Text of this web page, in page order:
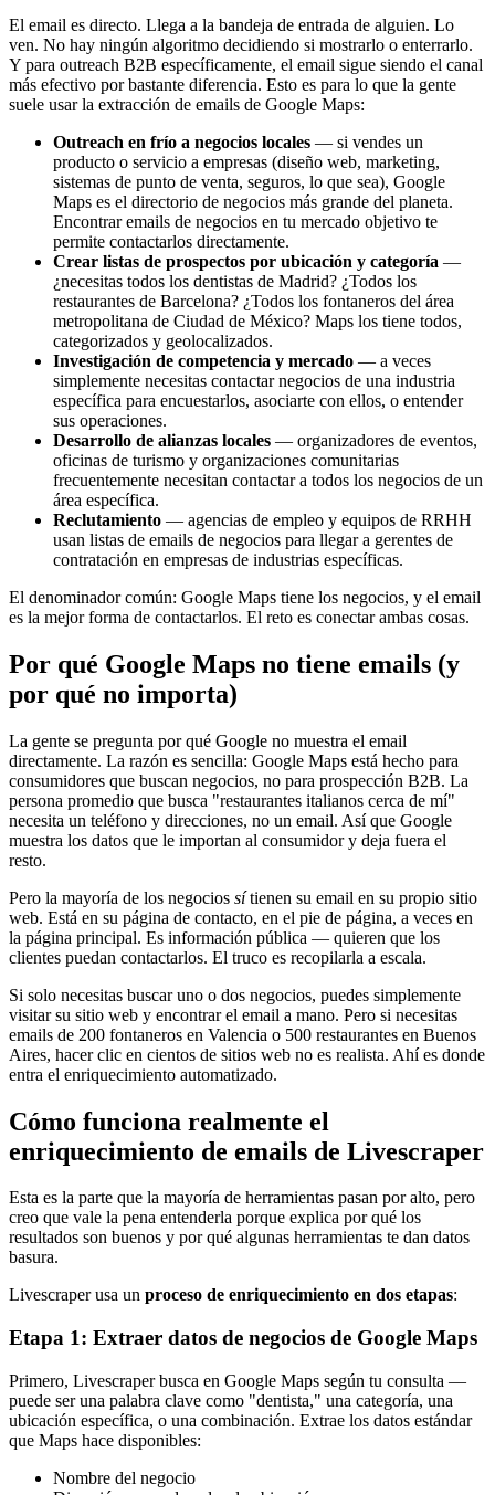
El email es directo. Llega a la bandeja de entrada de alguien. Lo
ven. No hay ningún algoritmo decidiendo si mostrarlo o enterrarlo.
Y para outreach B2B específicamente, el email sigue siendo el canal
más efectivo por bastante diferencia. Esto es para lo que la gente
suele usar la extracción de emails de Google Maps:
Outreach en frío a negocios locales — si vendes un
producto o servicio a empresas (diseño web, marketing,
sistemas de punto de venta, seguros, lo que sea), Google
Maps es el directorio de negocios más grande del planeta.
Encontrar emails de negocios en tu mercado objetivo te
permite contactarlos directamente.
Crear listas de prospectos por ubicación y categoría —
¿necesitas todos los dentistas de Madrid? ¿Todos los
restaurantes de Barcelona? ¿Todos los fontaneros del área
metropolitana de Ciudad de México? Maps los tiene todos,
categorizados y geolocalizados.
Investigación de competencia y mercado — a veces
simplemente necesitas contactar negocios de una industria
específica para encuestarlos, asociarte con ellos, o entender
sus operaciones.
Desarrollo de alianzas locales — organizadores de eventos,
oficinas de turismo y organizaciones comunitarias
frecuentemente necesitan contactar a todos los negocios de un
área específica.
Reclutamiento — agencias de empleo y equipos de RRHH
usan listas de emails de negocios para llegar a gerentes de
contratación en empresas de industrias específicas.
El denominador común: Google Maps tiene los negocios, y el email
es la mejor forma de contactarlos. El reto es conectar ambas cosas.
Por qué Google Maps no tiene emails (y
por qué no importa)
La gente se pregunta por qué Google no muestra el email
directamente. La razón es sencilla: Google Maps está hecho para
consumidores que buscan negocios, no para prospección B2B. La
persona promedio que busca "restaurantes italianos cerca de mí"
necesita un teléfono y direcciones, no un email. Así que Google
muestra los datos que le importan al consumidor y deja fuera el
resto.
Pero la mayoría de los negocios sítienen su email en su propio sitio
web. Está en su página de contacto, en el pie de página, a veces en
la página principal. Es información pública — quieren que los
clientes puedan contactarlos. El truco es recopilarla a escala.
Si solo necesitas buscar uno o dos negocios, puedes simplemente
visitar su sitio web y encontrar el email a mano. Pero si necesitas
emails de 200 fontaneros en Valencia o 500 restaurantes en Buenos
Aires, hacer clic en cientos de sitios web no es realista. Ahí es donde
entra el enriquecimiento automatizado.
Cómo funciona realmente el
enriquecimiento de emails de Livescraper
Esta es la parte que la mayoría de herramientas pasan por alto, pero
creo que vale la pena entenderla porque explica por qué los
resultados son buenos y por qué algunas herramientas te dan datos
basura.
Livescraper usa un proceso de enriquecimiento en dos etapas:
Etapa 1: Extraer datos de negocios de Google Maps
Primero, Livescraper busca en Google Maps según tu consulta —
puede ser una palabra clave como "dentista," una categoría, una
ubicación específica, o una combinación. Extrae los datos estándar
que Maps hace disponibles:
Nombre del negocio